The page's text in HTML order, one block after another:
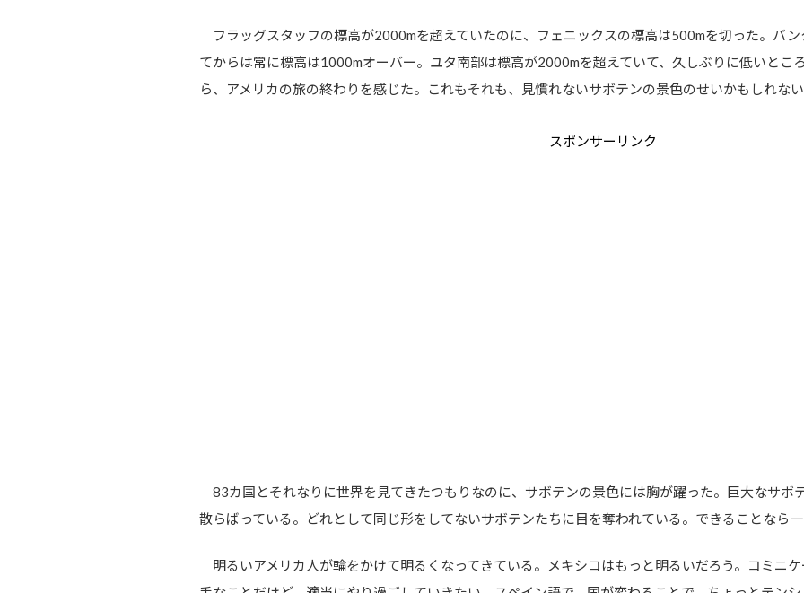
フラッグスタッフの標高が2000mを超えていたのに、フェニックスの標高は500mを切った。バン
てからは常に標高は1000mオーバー。ユタ南部は標高が2000mを超えていて、久しぶりに低いとこ
ら、アメリカの旅の終わりを感じた。これもそれも、見慣れないサボテンの景色のせいかもしれない
スポンサーリンク
83カ国とそれなりに世界を見てきたつもりなのに、サボテンの景色には胸が躍った。巨大なサボ
散らばっている。どれとして同じ形をしてないサボテンたちに目を奪われている。できることなら一
明るいアメリカ人が輪をかけて明るくなってきている。メキシコはもっと明るいだろう。コミニ